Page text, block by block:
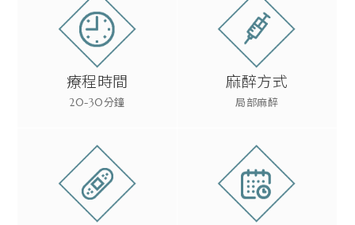
療程時間
20-30分鐘
麻醉方式
局部麻醉